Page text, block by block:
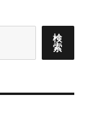
検
索